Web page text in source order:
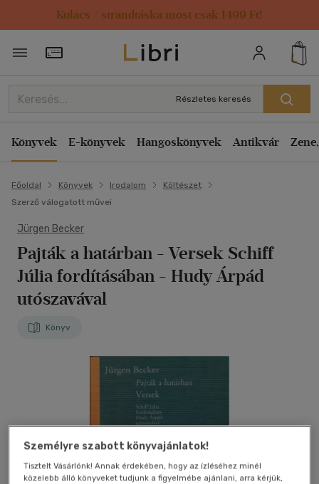
Kulacs / strandtáska most csak 1499 Ft!
Törzsvásárlói Kártya adatai
Részletes keresés
Könyvek E-könyvek Hangoskönyvek Antikvár
Főoldal Könyvek Irodalom
Költészet
Szerző válogatott művei
Jürgen Becker
Pajták a határban - Versek Schiff
Júlia fordításában - Hudy Árpád
utószavával
Könyv
Személyre szabott könyvajánlatok!
Tisztelt Vásárlónk! Annak érdekében, hogy az ízléséhez minél
közelebb álló könyveket tudjunk a figyelmébe ajánlani, arra kérjük,